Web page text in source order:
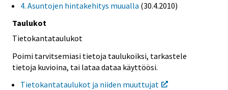
4. Asuntojen hintakehitys muualla (30.4.2010)
Taulukot
Tietokantataulukot
Poimi tarvitsemiasi tietoja taulukoiksi, tarkastele
tietoja kuvioina, tai lataa dataa käyttöösi.
Tietokantataulukot ja niiden muuttujat